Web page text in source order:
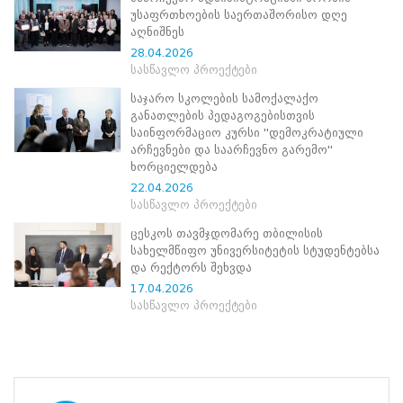
ნორმატიული
ბაზა
სტრატეგიული
გეგმა
არჩევნების
სანდოობის
რისკების
ანგარიშები
მემორანდუმი
მიღწევები
უსაფრთხოების საერთაშორისო დღე
აღნიშნეს
28.04.2026
სასწავლო პროექტები
საჯარო სკოლების სამოქალაქო
განათლების პედაგოგებისთვის
საინფორმაციო კურსი ''დემოკრატიული
არჩევნები და საარჩევნო გარემო''
ხორციელდება
22.04.2026
სასწავლო პროექტები
ცესკოს თავმჯდომარე თბილისის
სახელმწიფო უნივერსიტეტის სტუდენტებსა
და რექტორს შეხვდა
17.04.2026
სასწავლო პროექტები